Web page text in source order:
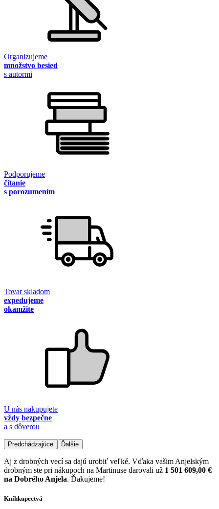
Organizujeme
množstvo besied
s autormi
Podporujeme
čítanie
s porozumením
Tovar skladom
expedujeme
okamžite
U nás nakupujete
vždy bezpečne
a s dôverou
Predchádzajúce Ďalšie
Aj z drobných vecí sa dajú urobiť veľké. Vďaka vašim Anjelským
drobným ste pri nákupoch na Martinuse darovali už 1 501 609,00 €
na Dobrého Anjela. Ďakujeme!
Kníhkupectvá